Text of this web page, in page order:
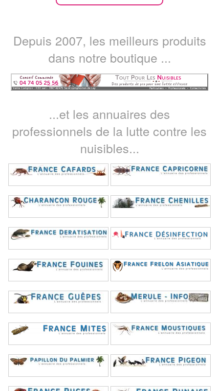
Depuis 2007, les meilleurs produits
dans notre boutique ...
...et les annuaires des
professionnels de la lutte contre les
nuisibles...